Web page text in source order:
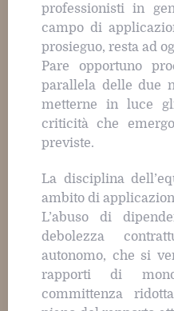
professionisti in
campo di
prosieguo, resta ad
Pare opportuno
parallela delle due
metterne in luce
criticità che
previste.
La disciplina
ambito di
L’abuso di
debolezza
autonomo, che si
rapporti di
committenza